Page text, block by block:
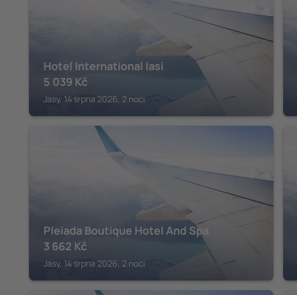
Hotel International Iasi
5 039 Kč
Jasy, 14 srpna 2026, 2 noci
Pleiada Boutique Hotel And Spa
3 662 Kč
Jasy, 14 srpna 2026, 2 noci